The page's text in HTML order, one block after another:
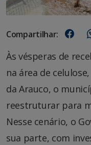
Compartilhar:
Às vésperas de
na área de
da Arauco, o
reestruturar para
Nesse cenário, o
sua parte, com